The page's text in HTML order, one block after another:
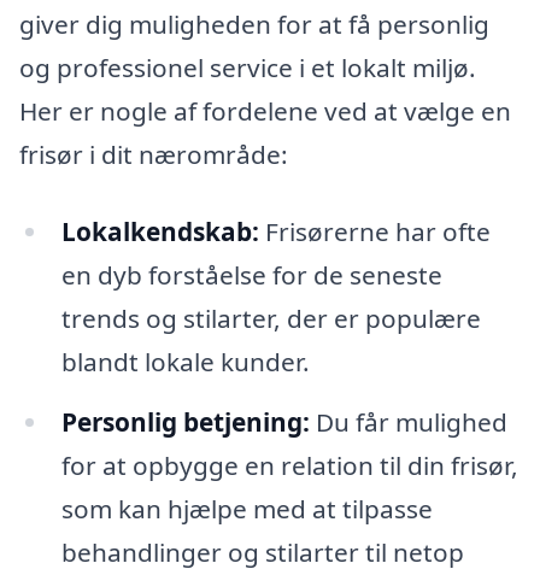
giver dig muligheden for at få personlig
og professionel service i et lokalt miljø.
Her er nogle af fordelene ved at vælge en
frisør i dit nærområde:
Lokalkendskab: Frisørerne har ofte
en dyb forståelse for de seneste
trends og stilarter, der er populære
blandt lokale kunder.
Personlig betjening: Du får mulighed
for at opbygge en relation til din frisør,
som kan hjælpe med at tilpasse
behandlinger og stilarter til netop